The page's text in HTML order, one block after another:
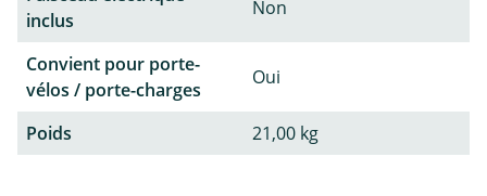
inclus
Non
Convient pour porte-
vélos / porte-charges
Oui
Poids 21,00 kg